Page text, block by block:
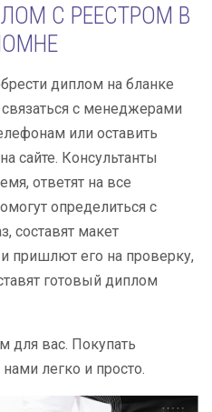
С РЕЕСТРОМ В
диплом на бланке
связаться с менеджерами
или оставить
сайте. Консультанты
ответят на все
определиться с
составят макет
пришлют его на проверку,
готовый диплом
для вас. Покупать
легко и просто.